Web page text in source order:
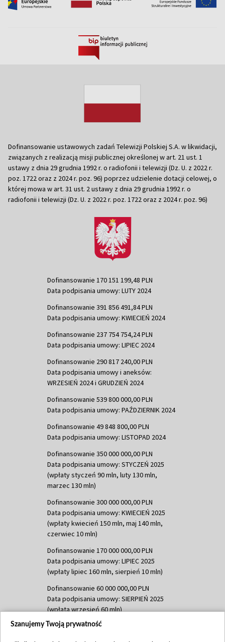
Dofinansowanie ustawowych zadań Telewizji Polskiej S.A. w likwidacji,
związanych z realizacją misji publicznej określonej w art. 21 ust. 1
ustawy z dnia 29 grudnia 1992 r. o radiofonii i telewizji (Dz. U. z 2022 r.
poz. 1722 oraz z 2024 r. poz. 96) poprzez udzielenie dotacji celowej, o
której mowa w art. 31 ust. 2 ustawy z dnia 29 grudnia 1992 r. o
radiofonii i telewizji (Dz. U. z 2022 r. poz. 1722 oraz z 2024 r. poz. 96)
Dofinansowanie 170 151 199,48 PLN
Data podpisania umowy: LUTY 2024
Dofinansowanie 391 856 491,84 PLN
Data podpisania umowy: KWIECIEŃ 2024
Dofinansowanie 237 754 754,24 PLN
Data podpisania umowy: LIPIEC 2024
Dofinansowanie 290 817 240,00 PLN
Data podpisania umowy i aneksów:
WRZESIEŃ 2024 i GRUDZIEŃ 2024
Dofinansowanie 539 800 000,00 PLN
Data podpisania umowy: PAŹDZIERNIK 2024
Dofinansowanie 49 848 800,00 PLN
Data podpisania umowy: LISTOPAD 2024
Dofinansowanie 350 000 000,00 PLN
Data podpisania umowy: STYCZEŃ 2025
(wpłaty styczeń 90 mln, luty 130 mln,
marzec 130 mln)
Dofinansowanie 300 000 000,00 PLN
Data podpisania umowy: KWIECIEŃ 2025
(wpłaty kwiecień 150 mln, maj 140 mln,
czerwiec 10 mln)
Dofinansowanie 170 000 000,00 PLN
Data podpisania umowy: LIPIEC 2025
(wpłaty lipiec 160 mln, sierpień 10 mln)
Dofinansowanie 60 000 000,00 PLN
Data podpisania umowy: SIERPIEŃ 2025
(wpłata wrzesień 60 mln)
Dofinansowanie 635 783 051,21 PLN
Szanujemy Twoją prywatność